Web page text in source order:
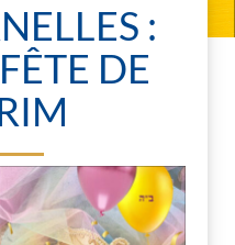
:
DE